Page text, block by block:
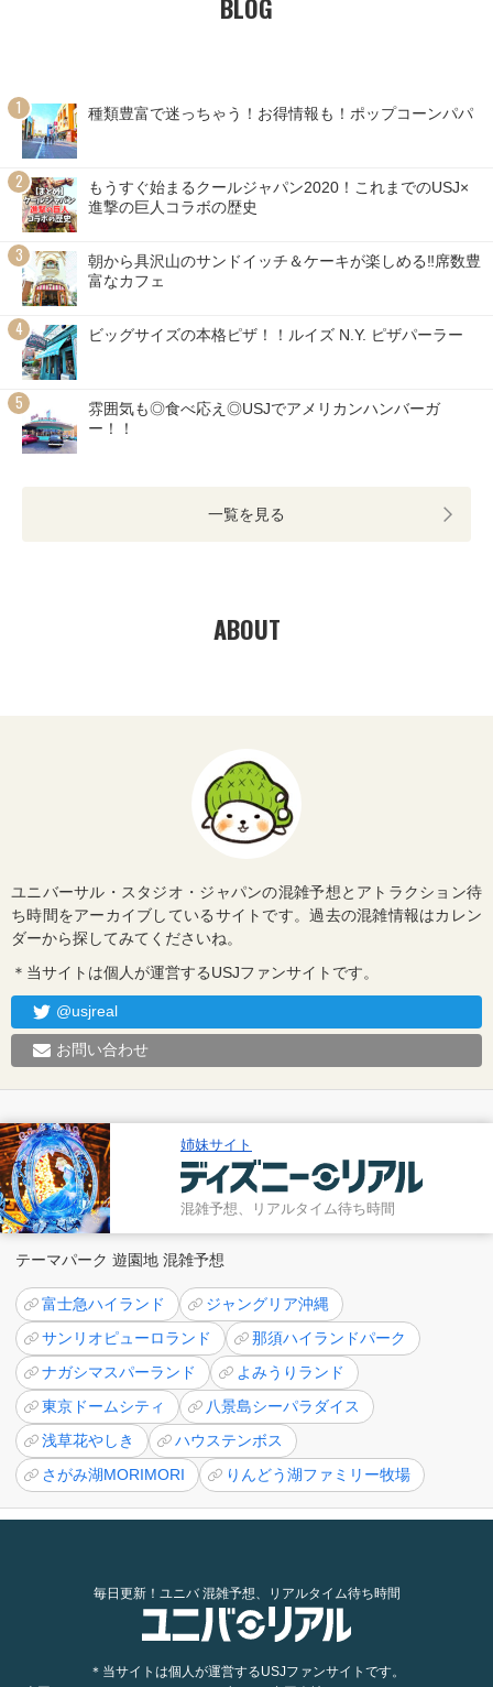
BLOG
種類豊富で迷っちゃう！お得情報も！ポップコーンパパ
もうすぐ始まるクールジャパン2020！これまでのUSJ×
進撃の巨人コラボの歴史
朝から具沢山のサンドイッチ＆ケーキが楽しめる‼席数豊
富なカフェ
ビッグサイズの本格ピザ！！ルイズ N.Y. ピザパーラー
雰囲気も◎食べ応え◎USJでアメリカンハンバーガ
ー！！
一覧を見る
ABOUT
ユニバーサル・スタジオ・ジャパンの混雑予想とアトラクション待
ち時間をアーカイブしているサイトです。過去の混雑情報はカレン
ダーから探してみてくださいね。
＊当サイトは個人が運営するUSJファンサイトです。
@usjreal
お問い合わせ
姉妹サイト
混雑予想、リアルタイム待ち時間
テーマパーク 遊園地 混雑予想
富士急ハイランド
ジャングリア沖縄
サンリオピューロランド
那須ハイランドパーク
ナガシマスパーランド
よみうりランド
東京ドームシティ
八景島シーパラダイス
浅草花やしき
ハウステンボス
さがみ湖MORIMORI
りんどう湖ファミリー牧場
毎日更新！ユニバ 混雑予想、リアルタイム待ち時間
＊当サイトは個人が運営するUSJファンサイトです。